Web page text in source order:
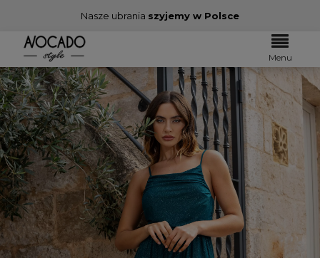
Nasze ubrania szyjemy w Polsce
Menu